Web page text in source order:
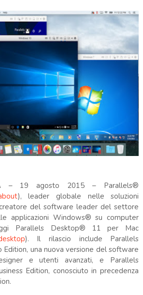
– 19 agosto 2015 – Parallels®
), leader globale nelle soluzioni
del software leader del settore
applicazioni Windows® su computer
Parallels Desktop® 11 per Mac
). Il rilascio include Parallels
Edition, una nuova versione del software
e utenti avanzati, e Parallels
Edition, conosciuto in precedenza